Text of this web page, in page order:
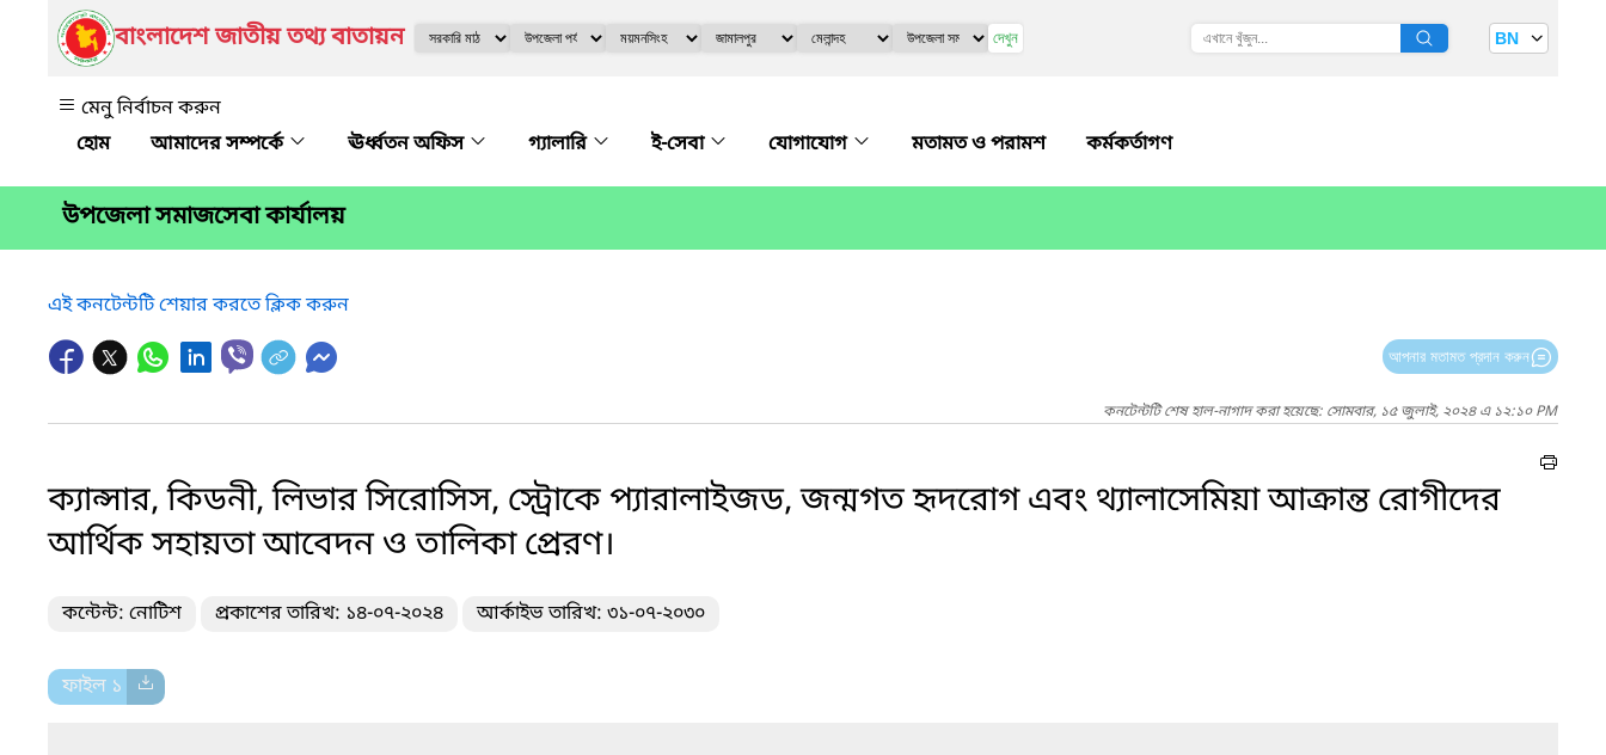
বাংলাদেশ জাতীয় তথ্য বাতায়ন দেখুন BN
মেনু নির্বাচন করুন
আমাদের সম্পর্কে
ঊর্ধ্বতন অফিস গ্যালারি ই-সেবা যোগাযোগ মতামত ও পরামশ কর্মকর্তাগণ
উপজেলা সমাজসেবা কার্যালয়
এই কনটেন্টটি শেয়ার করতে ক্লিক করুন
আপনার মতামত প্রদান করুন
কনটেন্টটি শেষ হাল-নাগাদ করা হয়েছে: সোমবার, ১৫ জুলাই, ২০২৪ এ ১২:১০ PM
ক্যান্সার, কিডনী, লিভার সিরোসিস, স্ট্রোকে প্যারালাইজড, জন্মগত হৃদরোগ এবং থ্যালাসেমিয়া আক্রান্ত রোগীদের
আর্থিক সহায়তা আবেদন ও তালিকা প্রেরণ।
কন্টেন্ট: নোটিশ প্রকাশের তারিখ: ১৪-০৭-২০২৪ আর্কাইভ তারিখ: ৩১-০৭-২০৩০
ফাইল ১